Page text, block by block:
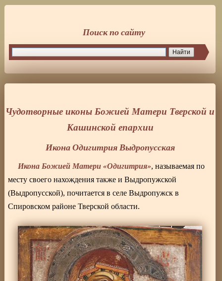
Чудотворные иконы Божией Матери Тверской и
Кашинской епархии
Икона Одигитрия Выдропусская
Икона Божией Матери «Одигитрия», называемая по
месту своего нахождения также и Выдропужской
(Выдропусской), почитается в селе Выдропужск в
Спировском районе Тверской области.
Поиск по сайту